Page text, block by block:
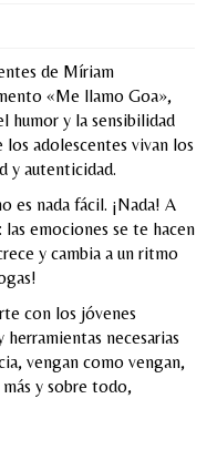
TejiendoLEE un
de Míriam
«Me llamo Goa»,
humor y la sensibilidad
los adolescentes vivan los
y autenticidad.
es nada fácil. ¡Nada! A
emociones se te hacen
y cambia a un ritmo
con los jóvenes
necesarias
vengan como vengan,
y sobre todo,